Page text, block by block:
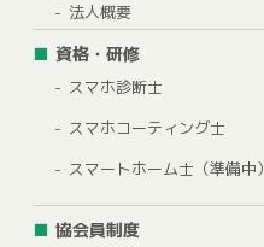
法人概要
資格・研修
スマホ診断士
スマホコーティング士
スマートホーム士（準備中）
協会員制度